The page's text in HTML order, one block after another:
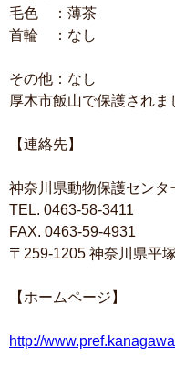
毛色 ：薄茶
首輪 ：なし
その他：なし
厚木市飯山で保護されま
【連絡先】
神奈川県動物保護センタ
TEL. 0463-58-3411
FAX. 0463-59-4931
〒259-1205 神奈川県平
【ホームページ】
http://